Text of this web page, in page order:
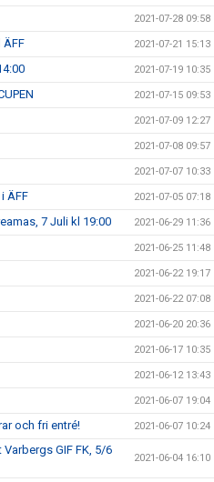
2021-07-28 09:58
2021-07-21 15:13
2021-07-19 10:35
2021-07-15 09:53
2021-07-09 12:27
2021-07-08 09:57
2021-07-07 10:33
ÄFF 2021-07-05 07:18
7 Juli kl 19:00 2021-06-29 11:36
2021-06-25 11:48
2021-06-22 19:17
2021-06-22 07:08
2021-06-20 20:36
2021-06-17 10:35
2021-06-12 13:43
2021-06-07 19:04
och fri entré! 2021-06-07 10:24
GIF FK, 5/6
2021-06-04 16:10